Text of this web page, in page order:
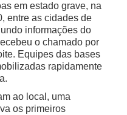
em estado grave, na
entre as cidades de
informações do
o chamado por
Equipes das bases
rapidamente
ao local, uma
os primeiros